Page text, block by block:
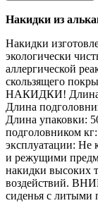
Накидки из
Накидки
экологически
аллергической
скользящего
НАКИДКИ! Длина
Длина
Длина упаковки:
подголовником
эксплуатации: Не
и режущими
накидки высоких
воздействий.
сиденья с литыми